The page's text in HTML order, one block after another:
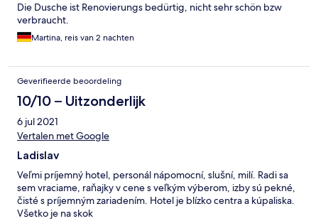
Die Dusche ist Renovierungs bedürtig, nicht sehr schön bzw
verbraucht.
Martina, reis van 2 nachten
Geverifieerde beoordeling
10/10 – Uitzonderlijk
6 jul 2021
Vertalen met Google
Ladislav
Veľmi príjemný hotel, personál nápomocní, slušní, milí. Radi sa
sem vraciame, raňajky v cene s veľkým výberom, izby sú pekné,
čisté s príjemným zariadením. Hotel je blízko centra a kúpaliska.
Všetko je na skok